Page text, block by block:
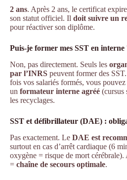
2 ans. Après 2 ans, le certificat
son statut officiel. Il doit suivre un
pour réactiver son diplôme.
Puis-je former mes SST en interne
Non, pas directement. Seuls les
par l’INRS peuvent former des
fois vos salariés formés, vous
un formateur interne agréé (cursus
les recyclages.
SST et défibrillateur (DAE) :
Pas exactement. Le DAE est
surtout en cas d’arrêt cardiaque (6
oxygène = risque de mort
= chaîne de secours optimale.